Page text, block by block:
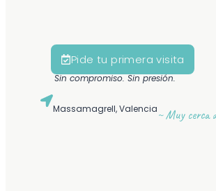
Pide tu primera visita
Sin compromiso. Sin presión.
Massamagrell, Valencia~ Muy cerca